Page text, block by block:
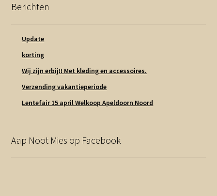
Berichten
Update
korting
Wij zijn erbij!! Met kleding en accessoires.
Verzending vakantieperiode
Lentefair 15 april Welkoop Apeldoorn Noord
Aap Noot Mies op Facebook